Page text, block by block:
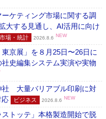
ケティング市場に関する調
大する見通し、AI活用に向け
市場・統計 2026.8.6 NEW
京展」を８月25日〜26日に
史編集システム実演や実物
社 大量バリアブル印刷に対
応
ビジネス 2026.8.6 NEW
トッテ」本格製造開始で脱